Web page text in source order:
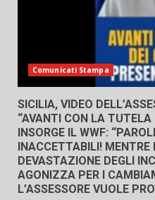
Comunicati Stampa
SICILIA, VIDEO
“AVANTI CON LA TUTELA
INSORGE IL WWF:
INACCETTABILI!
DEVASTAZIONE DEGLI
AGONIZZA PER I
L’ASSESSORE VUOLE